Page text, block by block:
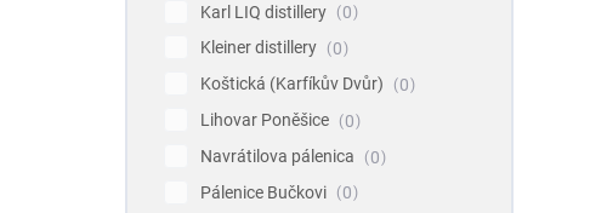
Karl LIQ distillery
0
Kleiner distillery
0
Koštická (Karfíkův Dvůr)
0
Lihovar Poněšice
0
Navrátilova pálenica
0
Pálenice Bučkovi
0